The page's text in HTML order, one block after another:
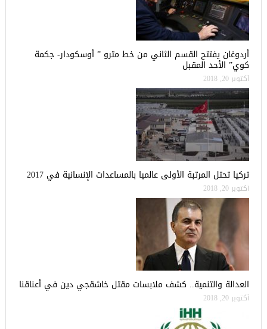
أردوغان يفتتح القسم الثاني من خط مترو ” أوسكودار- جكمة
كوي” الأحد المقبل
أكتوبر 20, 2018
تركيا تحتل المرتبة الأولى عالميا بالمساعدات الإنسانية في 2017
أكتوبر 20, 2018
العدالة والتنمية.. كشف ملابسات مقتل خاشقجي دين في أعناقنا
أكتوبر 20, 2018